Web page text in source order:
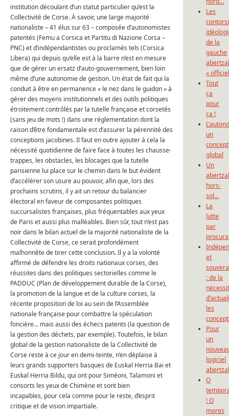
institution découlant d’un statut particulier qu’est la
Collectivité de Corse. À savoir, une large majorité
nationaliste – 41 élus sur 63 – composée d’autonomistes
patentés (Femu a Corsica et Partitu di Nazione Corsa –
PNC) et d’indépendantistes ou proclamés tels (Corsica
Libera) qui depuis qu’elle est à la barre n’est en mesure
que de gérer un ersatz d’auto-gouvernement, bien loin
même d’une autonomie de gestion. Un état de fait qui la
conduit à être en permanence « le nez dans le guidon » à
gérer des moyens institutionnels et des outils politiques
étroitement contrôlés par la tutelle française et corsetés
(sans jeu de mots !) dans une réglementation dont la
raison d’être fondamentale est d’assurer la pérennité des
conceptions jacobines. Il faut en outre ajouter à cela la
nécessité quotidienne de faire face à toutes les chausse-
trappes, les obstacles, les blocages que la tutelle
parisienne lui place sur le chemin dans le but évident
d’accélérer son usure au pouvoir, afin que, lors des
prochains scrutins, il y ait un retour du balancier
électoral en faveur de composantes politiques
succursalistes françaises, plus fréquentables aux yeux
de Paris et aussi plus malléables. Bien sûr, tout n’est pas
noir dans le bilan actuel de la majorité nationaliste de la
Collectivité de Corse, ce serait profondément
malhonnête de tirer cette conclusion. Il y a la volonté
affirmé de défendre les droits nationaux corses, des
réussites dans des politiques sectorielles comme le
PADDUC (Plan de développement durable de la Corse),
la promotion de la langue et de la culture corses, la
récente proposition de loi au sein de l’Assemblée
nationale française pour combattre la spéculation
foncière… mais aussi des échecs patents (la question de
la gestion des déchets, par exemple). Toutefois, le bilan
global de la gestion nationaliste de la Collectivité de
Corse reste à ce jour en demi-teinte, n’en déplaise à
leurs grands supporters basques de Euskal Herria Bai et
Euskal Herria Bildu, qui ont pour Siméoni, Talamoni et
consorts les yeux de Chimène et sont bien
incapables, pour cela comme pour le reste, d’esprit
critique et de vision impartiale.
Les
de la
gauche
«
Tout
ça
pour
ça !
un
concept
global
Un
hors-
sol…
La
lutte
par
et
: de la
les
Pour
un
logiciel
O
! O
mores